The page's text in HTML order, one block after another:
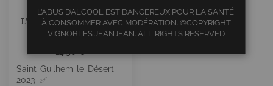
L'AUTOCHTONE BLANC -
SANS SULFITES
14,50 €
Saint-Guilhem-le-Désert
2023 ✅
L’ABUS D’ALCOOL EST DANGEREUX POUR LA SANTÉ,
À CONSOMMER AVEC MODÉRATION. ©COPYRIGHT
VIGNOBLES JEANJEAN. ALL RIGHTS RESERVED